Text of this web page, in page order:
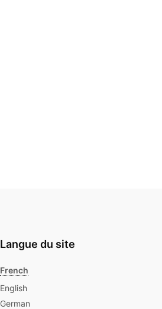
Langue du site
French
English
German